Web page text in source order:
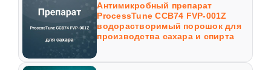
Антимикробный препарат
ProcessTune CCB74 FVP-001Z
водорастворимый порошок для
производства сахара и спирта